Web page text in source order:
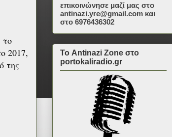
το
2017,
της
επικοινώνησε μαζί μας στο
antinazi.yre@gmail.com και
στο 6976436302
Το Antinazi Zone στο
portokaliradio.gr